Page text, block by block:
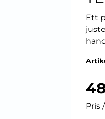
Ett
Pris